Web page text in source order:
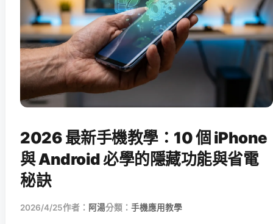
2026 最新手機教學：10 個 iPhone
與 Android 必學的隱藏功能與省電
秘訣
2026/4/25作者： 阿湯分類： 手機應用教學